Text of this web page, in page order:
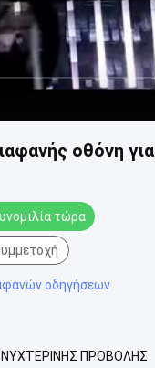
οθόνη για
τώρα
οδηγήσεων
ΝΥΧΤΕΡΙΝΗΣ ΠΡΟΒΟΛΗΣ